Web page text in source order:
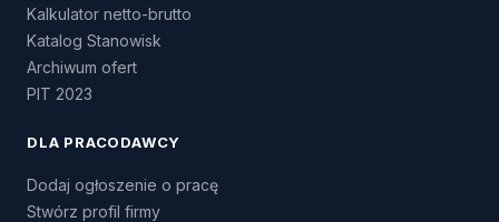
Kalkulator netto-brutto
Katalog Stanowisk
Archiwum ofert
PIT 2023
DLA PRACODAWCY
Dodaj ogłoszenie o pracę
Stwórz profil firmy